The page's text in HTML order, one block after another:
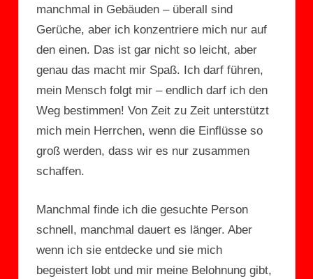
manchmal in Gebäuden – überall sind
Gerüche, aber ich konzentriere mich nur auf
den einen. Das ist gar nicht so leicht, aber
genau das macht mir Spaß. Ich darf führen,
mein Mensch folgt mir – endlich darf ich den
Weg bestimmen! Von Zeit zu Zeit unterstützt
mich mein Herrchen, wenn die Einflüsse so
groß werden, dass wir es nur zusammen
schaffen.
Manchmal finde ich die gesuchte Person
schnell, manchmal dauert es länger. Aber
wenn ich sie entdecke und sie mich
begeistert lobt und mir meine Belohnung gibt,